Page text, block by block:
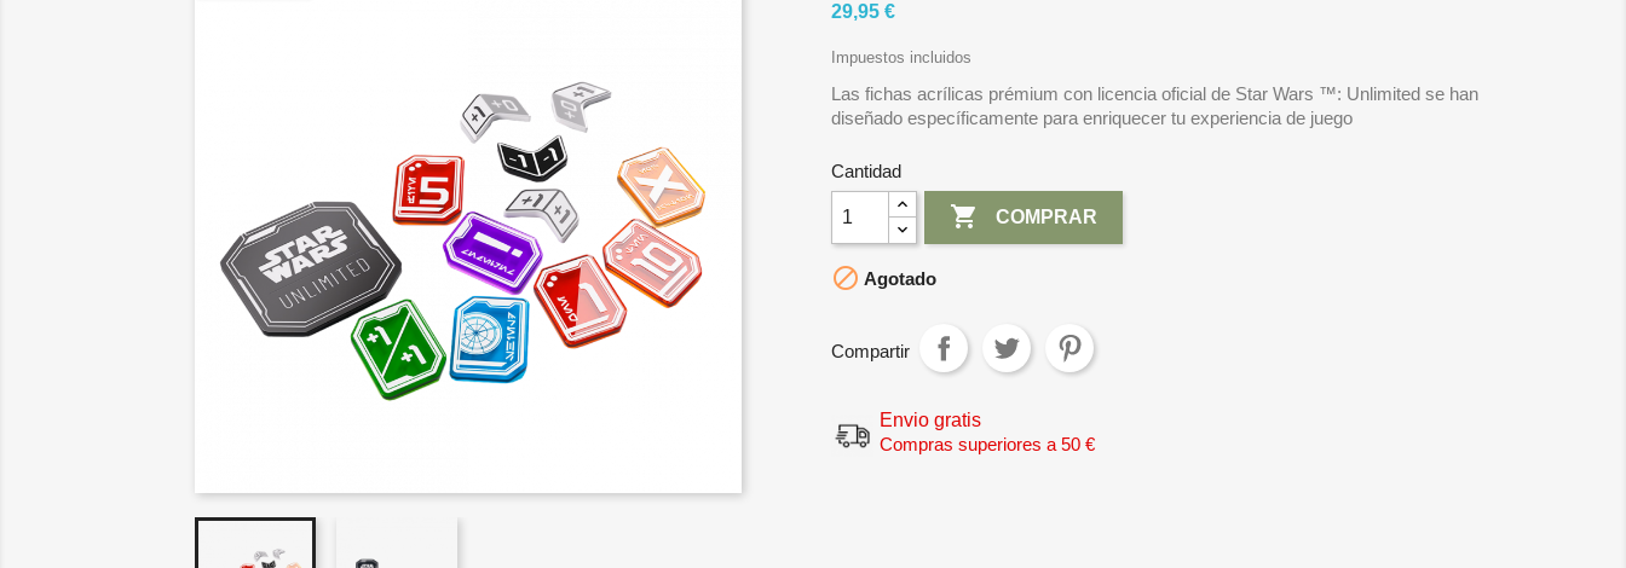
29,95 €
Impuestos incluidos
Las fichas acrílicas prémium con licencia oficial de Star Wars ™: Unlimited se han
diseñado específicamente para enriquecer tu experiencia de juego
Cantidad
 COMPRAR
 Agotado
Compartir
Envio gratis
Compras superiores a 50 €